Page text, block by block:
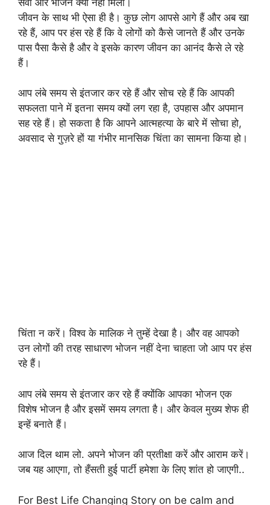
जीवन के साथ भी ऐसा ही है। कुछ लोग आपसे आगे हैं और अब खा
रहे हैं, आप पर हंस रहे हैं कि वे लोगों को कैसे जानते हैं और उनके
पास पैसा कैसे है और वे इसके कारण जीवन का आनंद कैसे ले रहे
हैं।
आप लंबे समय से इंतजार कर रहे हैं और सोच रहे हैं कि आपकी
सफलता पाने में इतना समय क्यों लग रहा है, उपहास और अपमान
सह रहे हैं। हो सकता है कि आपने आत्महत्या के बारे में सोचा हो,
अवसाद से गुज़रे हों या गंभीर मानसिक चिंता का सामना किया हो।
चिंता न करें। विश्व के मालिक ने तुम्हें देखा है। और वह आपको
उन लोगों की तरह साधारण भोजन नहीं देना चाहता जो आप पर हंस
रहे हैं।
आप लंबे समय से इंतजार कर रहे हैं क्योंकि आपका भोजन एक
विशेष भोजन है और इसमें समय लगता है। और केवल मुख्य शेफ ही
इन्हें बनाते हैं।
आज दिल थाम लो. अपने भोजन की प्रतीक्षा करें और आराम करें।
जब यह आएगा, तो हँसती हुई पार्टी हमेशा के लिए शांत हो जाएगी..
For Best Life Changing Story on be calm and